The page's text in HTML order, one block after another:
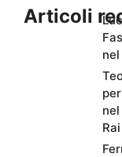
Articoli
Rai